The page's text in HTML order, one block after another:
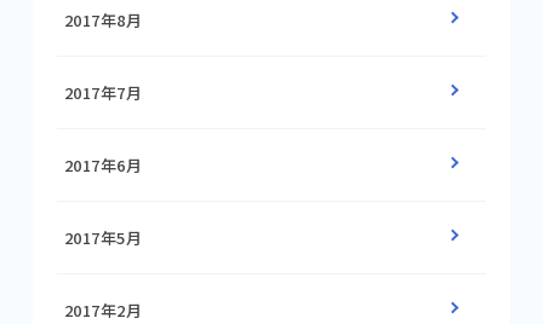
2017年8月
2017年7月
2017年6月
2017年5月
2017年2月